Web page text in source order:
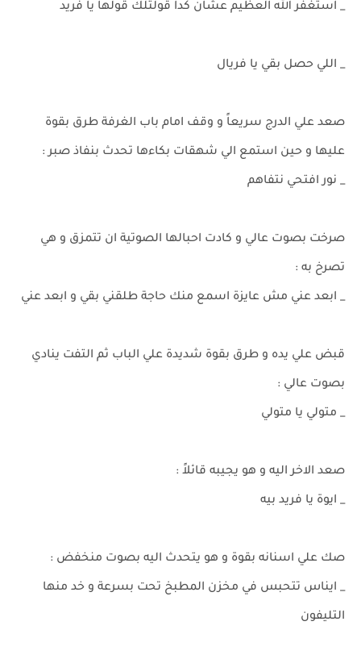
_ استغفر الله العظيم عشان كدا قولتلك قولها يا فريد
_ اللي حصل بقي يا فريال
صعد علي الدرج سريعاً و وقف امام باب الغرفة طرق بقوة
عليها و حين استمع الي شهقات بكاءها تحدث بنفاذ صبر :
_ نور افتحي نتفاهم
صرخت بصوت عالي و كادت احبالها الصوتية ان تتمزق و هي
تصرخ به :
_ ابعد عني مش عايزة اسمع منك حاجة طلقني بقي و ابعد عني
قبض علي يده و طرق بقوة شديدة علي الباب ثم التفت ينادي
بصوت عالي :
_ متولي يا متولي
صعد الاخر اليه و هو يجيبه قائلاً :
_ ايوة يا فريد بيه
صك علي اسنانه بقوة و هو يتحدث اليه بصوت منخفض :
_ ايناس تتحبس في مخزن المطبخ تحت بسرعة و خد منها
التليفون